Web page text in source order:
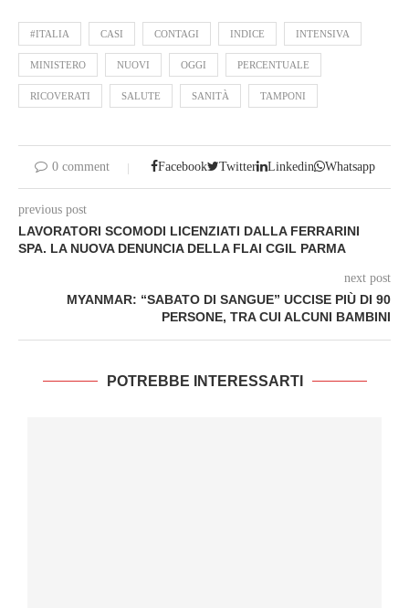
#ITALIA CASI CONTAGI INDICE INTENSIVA
MINISTERO NUOVI OGGI PERCENTUALE
RICOVERATI SALUTE SANITÀ TAMPONI
0 comment Facebook Twitter Linkedin Whatsapp
previous post
LAVORATORI SCOMODI LICENZIATI DALLA FERRARINI
SPA. LA NUOVA DENUNCIA DELLA FLAI CGIL PARMA
next post
MYANMAR: “SABATO DI SANGUE” UCCISE PIÙ DI 90
PERSONE, TRA CUI ALCUNI BAMBINI
POTREBBE INTERESSARTI